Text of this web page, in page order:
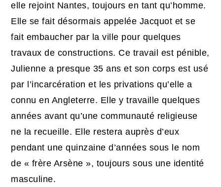
elle rejoint Nantes, toujours en tant qu’homme.
Elle se fait désormais appelée Jacquot et se
fait embaucher par la ville pour quelques
travaux de constructions. Ce travail est pénible,
Julienne a presque 35 ans et son corps est usé
par l’incarcération et les privations qu’elle a
connu en Angleterre. Elle y travaille quelques
années avant qu’une communauté religieuse
ne la recueille. Elle restera auprès d’eux
pendant une quinzaine d’années sous le nom
de « frère Arsène », toujours sous une identité
masculine.